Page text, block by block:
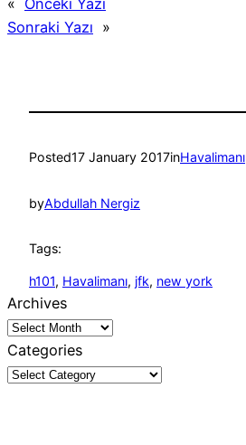
Sonraki Yazı »
Posted17 January 2017inHavalimanı
byAbdullah Nergiz
Tags:
h101, Havalimanı, jfk, new york
Archives
Categories